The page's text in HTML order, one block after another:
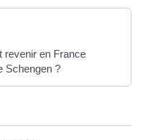
revenir en France
Schengen ?